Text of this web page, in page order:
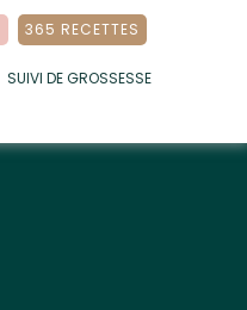
365 RECETTES
SUIVI DE GROSSESSE